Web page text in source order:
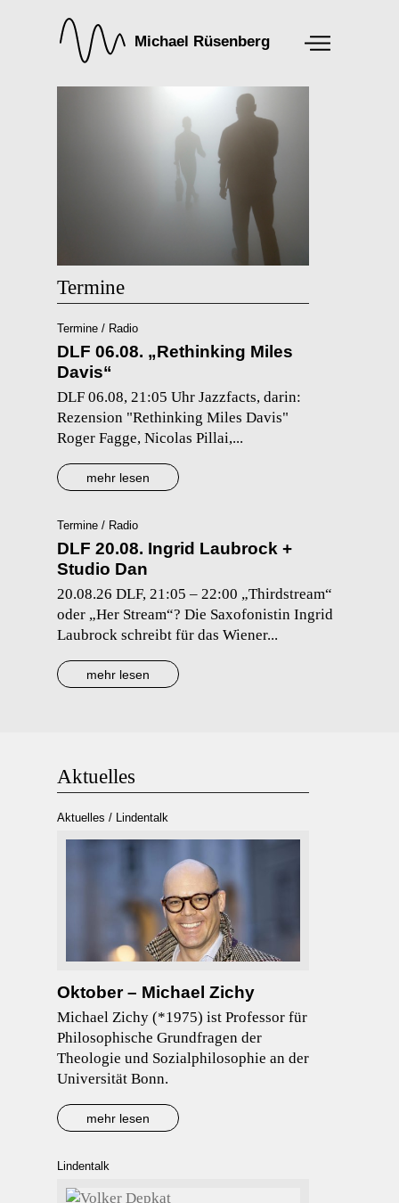
Termine
DLF 06.08. „Rethinking Miles
Davis“
Termine / Radio
DLF 06.08, 21:05 Uhr Jazzfacts, darin:
Rezension "Rethinking Miles Davis"
Roger Fagge, Nicolas Pillai,...
mehr lesen
DLF 20.08. Ingrid Laubrock +
Studio Dan
Termine / Radio
20.08.26 DLF, 21:05 – 22:00 „Thirdstream“
oder „Her Stream“? Die Saxofonistin Ingrid
Laubrock schreibt für das Wiener...
mehr lesen
Aktuelles
Oktober – Michael Zichy
Aktuelles / Lindentalk
Michael Zichy (*1975) ist Professor für
Philosophische Grundfragen der
Theologie und Sozialphilosophie an der
Universität Bonn.
mehr lesen
Lindentalk